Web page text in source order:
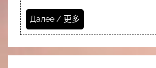
Далее / 更多